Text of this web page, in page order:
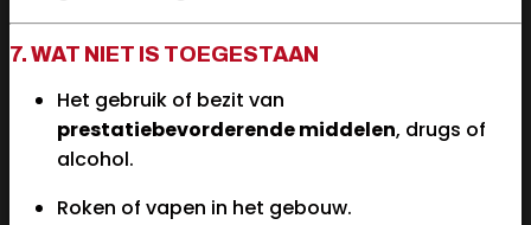
7. WAT NIET IS TOEGESTAAN
Het gebruik of bezit van
prestatiebevorderende middelen, drugs of
alcohol.
Roken of vapen in het gebouw.